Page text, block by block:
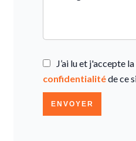
J’ai lu et j'accepte la
confidentialitéde ce
ENVOYER